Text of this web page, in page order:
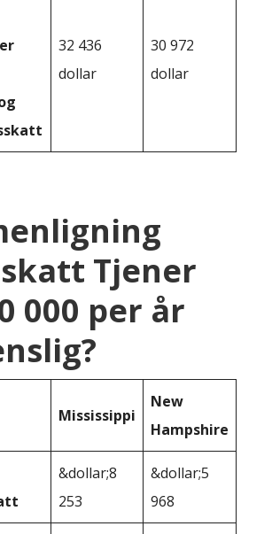
32 436
dollar
30 972
dollar
Tjener
000 per år
Mississippi
New
Hampshire
&dollar;8
253
&dollar;5
968